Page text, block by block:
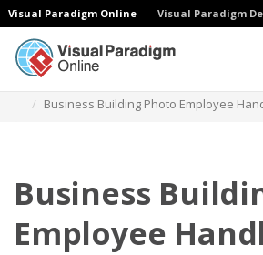
Visual Paradigm Online Visual Paradigm
Business Building Photo Employee
Business
Employee